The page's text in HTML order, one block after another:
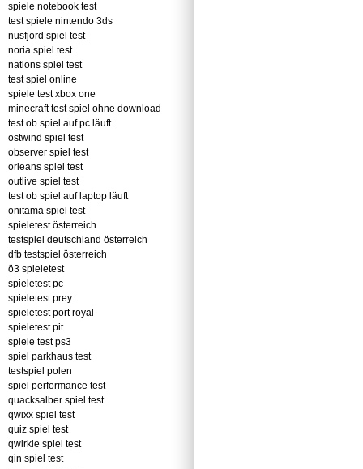
spiele notebook test
test spiele nintendo 3ds
nusfjord spiel test
noria spiel test
nations spiel test
test spiel online
spiele test xbox one
minecraft test spiel ohne download
test ob spiel auf pc läuft
ostwind spiel test
observer spiel test
orleans spiel test
outlive spiel test
test ob spiel auf laptop läuft
onitama spiel test
spieletest österreich
testspiel deutschland österreich
dfb testspiel österreich
ö3 spieletest
spieletest pc
spieletest prey
spieletest port royal
spieletest pit
spiele test ps3
spiel parkhaus test
testspiel polen
spiel performance test
quacksalber spiel test
qwixx spiel test
quiz spiel test
qwirkle spiel test
qin spiel test